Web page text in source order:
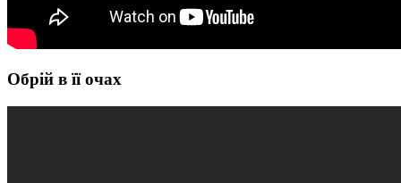
Обрій в її очах